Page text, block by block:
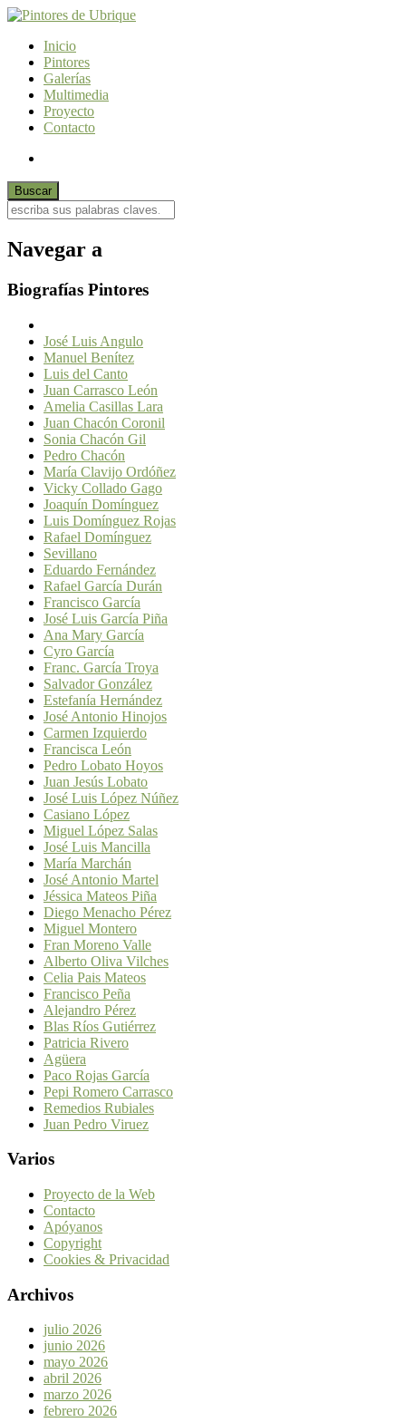
Inicio
Pintores
Galerías
Multimedia
Proyecto
Contacto
Navegar a
Biografías Pintores
José Luis Angulo
Manuel Benítez
Luis del Canto
Juan Carrasco León
Amelia Casillas Lara
Juan Chacón Coronil
Sonia Chacón Gil
Pedro Chacón
María Clavijo Ordóñez
Vicky Collado Gago
Joaquín Domínguez
Luis Domínguez Rojas
Rafael Domínguez
Sevillano
Eduardo Fernández
Rafael García Durán
Francisco García
José Luis García Piña
Ana Mary García
Cyro García
Franc. García Troya
Salvador González
Estefanía Hernández
José Antonio Hinojos
Carmen Izquierdo
Francisca León
Pedro Lobato Hoyos
Juan Jesús Lobato
José Luis López Núñez
Casiano López
Miguel López Salas
José Luis Mancilla
María Marchán
José Antonio Martel
Jéssica Mateos Piña
Diego Menacho Pérez
Miguel Montero
Fran Moreno Valle
Alberto Oliva Vilches
Celia Pais Mateos
Francisco Peña
Alejandro Pérez
Blas Ríos Gutiérrez
Patricia Rivero
Agüera
Paco Rojas García
Pepi Romero Carrasco
Remedios Rubiales
Juan Pedro Viruez
Varios
Proyecto de la Web
Contacto
Apóyanos
Copyright
Cookies & Privacidad
Archivos
julio 2026
junio 2026
mayo 2026
abril 2026
marzo 2026
febrero 2026